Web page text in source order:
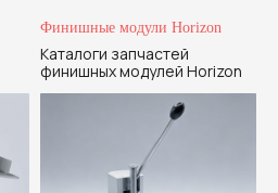
Финишные модули Horizon
Каталоги запчастей
финишных модулей Horizon
нам по любым